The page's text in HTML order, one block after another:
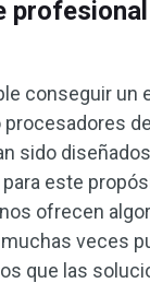
conseguir un
sido diseñados
este
ofrecen
veces
que las